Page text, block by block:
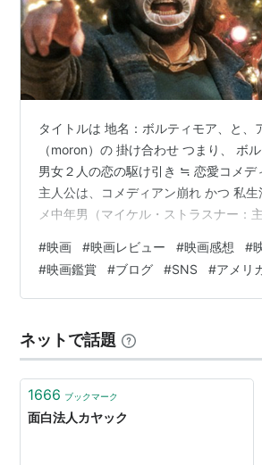
タイトルは 地名：ボルティモア、と、
（moron）の 掛け合わせ つまり、 ボ
男女２人の恋の駆け引き ≒ 恋愛コメデ
主人公は、コメディアン崩れ かつ 私
メ中年男（マイケル・ストラスナー：
右）、が出会い なカタチ（クリスマス
≒ 中年 恋愛コメディってこと！ こんな
上がる熱愛、とかファンタジーぽさは
人公に女性歯医者も巻き込まれ、クル
わ、ご馳走になるは…
#映画 #映画レビュー #映画感想 #
#映画鑑賞 #ブログ #SNS #アメリ
ネットで話題
1666 ブックマーク
面白法人カヤック